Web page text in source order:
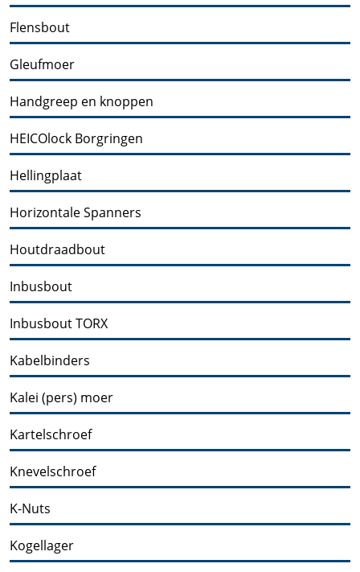
Flensbout
Gleufmoer
Handgreep en knoppen
HEICOlock Borgringen
Hellingplaat
Horizontale Spanners
Houtdraadbout
Inbusbout
Inbusbout TORX
Kabelbinders
Kalei (pers) moer
Kartelschroef
Knevelschroef
K-Nuts
Kogellager